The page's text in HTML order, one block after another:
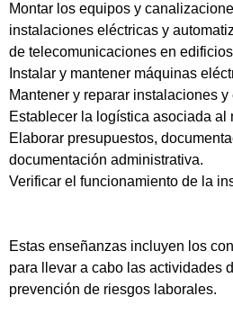
Montar los equipos y
instalaciones eléctricas y
de telecomunicaciones en
Instalar y mantener máquinas
Mantener y reparar instalaciones y
Establecer la logística asociada al
Elaborar presupuestos,
documentación administrativa.
Verificar el funcionamiento de la
Estas enseñanzas incluyen los
para llevar a cabo las actividades
prevención de riesgos laborales.